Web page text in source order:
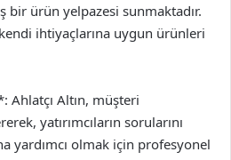
bir ürün yelpazesi sunmaktadır.
kendi ihtiyaçlarına uygun ürünleri
Altın, müşteri
yatırımcıların sorularını
yardımcı olmak için profesyonel